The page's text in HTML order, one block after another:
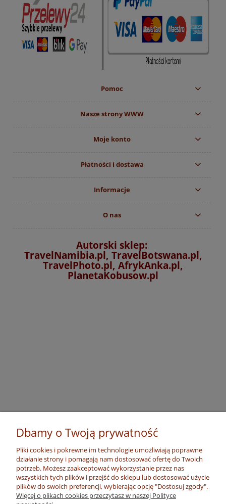
Pomoc
Nasze strony WWW
Moje konto
Płatności i dostawa
Informacje
O nas
Autorski sklep:
TravelNamibia.pl, TravelBotswana.pl,
TravelPhoto.pl, AfrykAnka.pl,
PlanetaKobusow.pl
Dbamy o Twoją prywatność
Pliki cookies i pokrewne im technologie umożliwiają poprawne
działanie strony i pomagają nam dostosować ofertę do Twoich
potrzeb. Możesz zaakceptować wykorzystanie przez nas
wszystkich tych plików i przejść do sklepu lub dostosować użycie
plików do swoich preferencji, wybierając opcję "Dostosuj zgody".
Więcej o plikach cookies przeczytasz w naszej Polityce